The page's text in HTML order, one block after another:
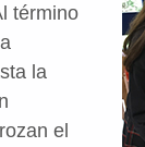
término
la
el